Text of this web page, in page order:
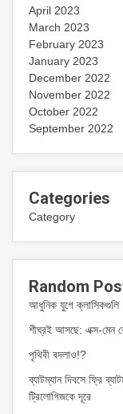
April 2023
March 2023
February 2023
January 2023
December 2022
November 2022
October 2022
September 2022
Categories
Category
Random
আধুনিক যুগে ক্লাসিকগুলি
শীঘ্রই আসছে: এক্স-মেন
পৃথিবী বদলাও!?
ব্যাটম্যান দিবসে ফ্রি
ট্রিলোগিজকে দূরে